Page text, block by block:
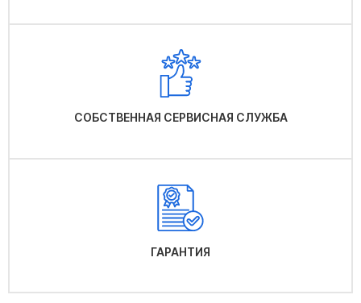
СОБСТВЕННАЯ СЕРВИСНАЯ СЛУЖБА
ГАРАНТИЯ